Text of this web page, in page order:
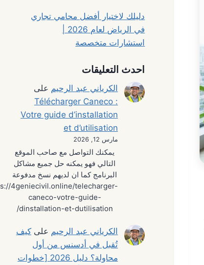
دليلك لاختيار أفضل محامي تجاري
استشارات متخصصة
احدث التعليقات
الكرياني عبد الرحيم على
Télécharger Caneco :
Votre guide d’installation
et d’utilisation
مارس 12, 2026
يمكنك التواصل مع صاحب الموقع
التالي فهو يمكنه حل جميع مشاكل
البرنامج كما ان لديهم نسخ مدفوعة
4geniecivil.online/telecharger-
caneco-votre-guide-
dinstallation-et-dutilisation/
الكرياني عبد الرحيم علىكيف
تُقبل في أدسنس من أول
محاولة؟ دليل 2026 [خطوات